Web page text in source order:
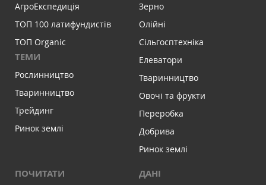
АгроЕкспедиція
ТОП 100 латифундистів
ТОП Organic
ТЕМИ
Рослинництво
Тваринництво
Трейдинг
Ринок землі
Зерно
Олійні
Сільгосптехніка
Елеватори
Тваринництво
Овочі та фрукти
Переробка
Добрива
Ринок землі
ПОЧИТАТИ ДАНІ